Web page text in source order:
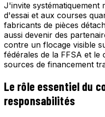
J'invite systématiquement
d'essai et aux courses
fabricants de pièces
aussi devenir des
contre un flocage visible
fédérales de la FFSA et
sources de financement
Le rôle essentiel du
responsabilités